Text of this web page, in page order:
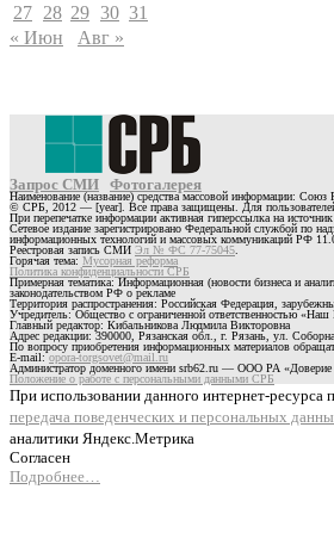
27 28 29 30 31
« Июн
Авг »
Запрос СМИ Фотогалерея
Наименование (название) средства массовой информации: Союз
© СРБ, 2012 — [year]. Все права защищены. Для пользователей
При перепечатке информации активная гиперссылка на
Сетевое издание зарегистрировано Федеральной службой по
информационных технологий и массовых коммуникаций РФ
Реестровая запись СМИ Эл № ФС 77-75045
Горячая тема: Мусорная реформа
Политика конфиденциальности СРБ
Примерная тематика: Информационная (новости бизнеса и
законодательством РФ о рекламе
Территория распространения: Российская Федерация,
Учредитель: Общество с ограниченной ответственностью
Главный редактор: Кибальникова Людмила Викторовна
Адрес редакции: 390000, Рязанская обл., г. Рязань, ул.
По вопросу приобретения информационных материалов
E-mail:opora-torgsovet@mail.ru
Администратор доменного имени srb62.ru — ООО РА «Доверие
Положение о работе с персональными данными СРБ
При использовании данного интернет-ресурса
передача поведенческих и персональных
аналитики Яндекс.Метрика
Согласен
Подробнее…